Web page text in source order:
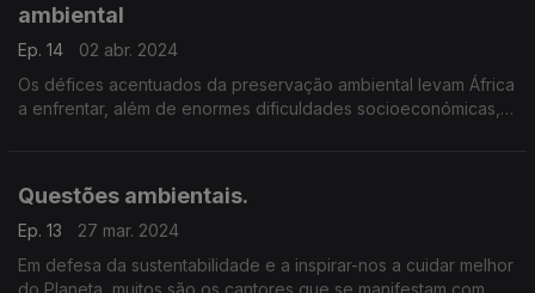
ambiental
Ep. 14
02 abr. 2024
Os défices acentuados da preservação ambiental levam África
a enfrentar, além de enormes dificuldades socioeconómicas,
Questões ambientais.
Ep. 13
27 mar. 2024
Em defesa da sustentabilidade e a inspirar-nos a cuidar melhor
do Planeta, muitos são os cantores que se manifestam com